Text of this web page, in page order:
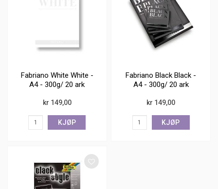
Fabriano White White -
A4 - 300g/ 20 ark
kr 149,00
KJØP
Fabriano Black Black -
A4 - 300g/ 20 ark
kr 149,00
KJØP